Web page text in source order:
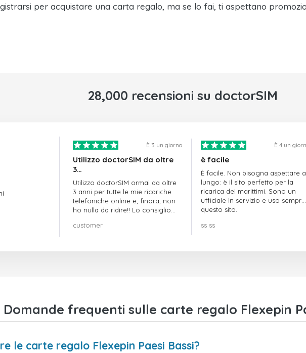
per acquistare una carta regalo, ma se lo fai, ti aspettano
28,000 recensioni su doctorSIM
È 3 un giorno
Utilizzo doctorSIM da oltre
3…
Utilizzo doctorSIM ormai da oltre
3 anni per tutte le mie ricariche
telefoniche online e, finora, non
ho nulla da ridire!! Lo consiglio
customer
È 4 un
è facile
È facile. Non bisogna aspettare a
lungo: è il sito perfetto per la
ricarica dei marittimi. Sono un
ufficiale in servizio e uso sempre
questo sito.
ss ss
Domande frequenti sulle carte regalo Flexepin
le carte regalo Flexepin Paesi Bassi?